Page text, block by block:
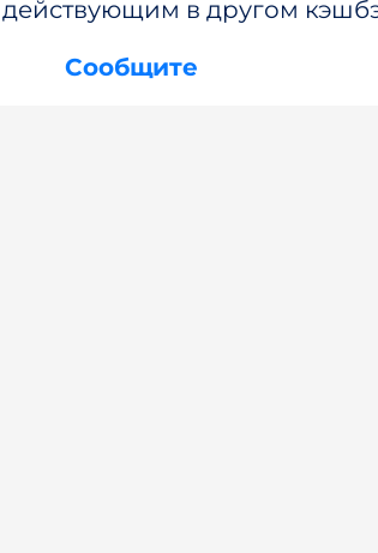
в другом
Сообщите